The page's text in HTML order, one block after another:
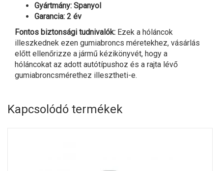
Gyártmány: Spanyol
Garancia: 2 év
Fontos biztonsági tudnivalók: Ezek a hóláncok
illeszkednek ezen gumiabroncs méretekhez, vásárlás
előtt ellenőrizze a jármű kézikönyvét, hogy a
hóláncokat az adott autótípushoz és a rajta lévő
gumiabroncsmérethez illesztheti-e.
Kapcsolódó termékek